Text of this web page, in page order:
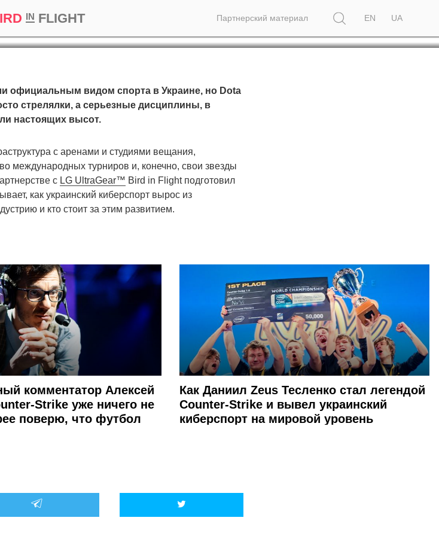
INFLIGHT Партнерский материал
EN
UA
киберспорт
официальным видом спорта в Украине, но Dota
стрелялки, а серьезные дисциплины, в
настоящих высот.
с аренами и студиями вещания,
международных турниров и, конечно, свои звезды
с LG UltraGear™ Bird in Flight подготовил
как украинский киберспорт вырос из
и кто стоит за этим развитием.
комментатор Алексей
Strike уже ничего не
поверю, что футбол
Как Даниил Zeus Тесленко стал легендой
Counter-Strike и вывел украинский
киберспорт на мировой уровень
3 307